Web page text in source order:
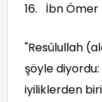
İbn Ömer
"Resûlullah
şöyle
iyiliklerden